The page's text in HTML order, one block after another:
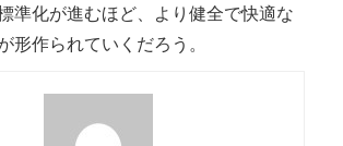
準化が進むほど、より健全で快適な
形作られていくだろう。